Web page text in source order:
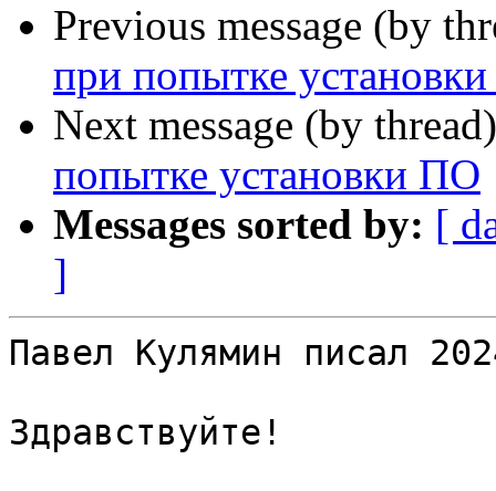
Previous message (by
при попытке
Next message (by
попытке установки ПО
Messages sorted by: [
]
Павел Кулямин писал
Здравствуйте!